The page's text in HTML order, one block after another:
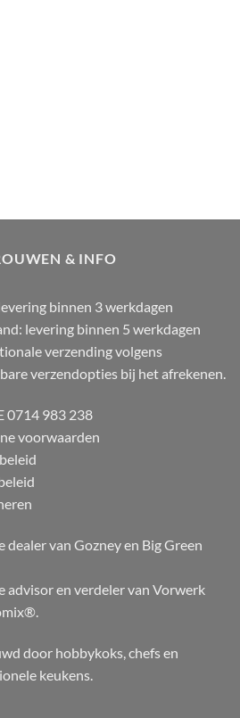
& INFO
binnen 3 werkdagen
levering binnen 5 werkdagen
verzending volgens
verzendopties bij het afrekenen.
0714 983 238
voorwaarden
dealer van Gozney en Big Green
advisor en verdeler van Vorwerk
door hobbykoks, chefs en
keukens.